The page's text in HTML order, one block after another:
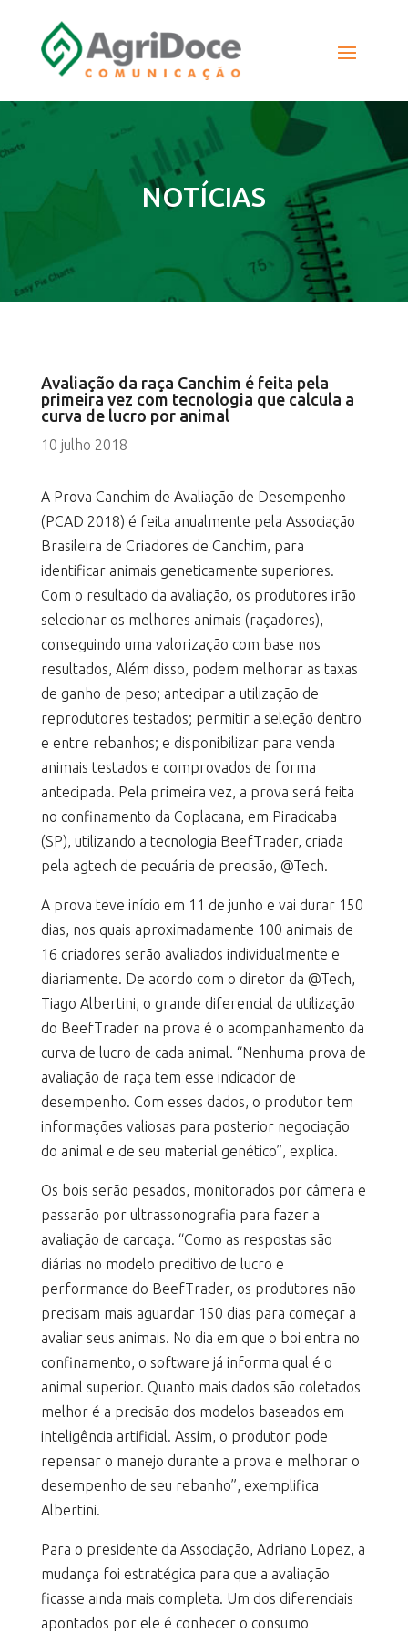
NOTÍCIAS
Avaliação da raça Canchim é feita pela
primeira vez com tecnologia que calcula a
curva de lucro por animal
10 julho 2018
A Prova Canchim de Avaliação de Desempenho
(PCAD 2018) é feita anualmente pela Associação
Brasileira de Criadores de Canchim, para
identificar animais geneticamente superiores.
Com o resultado da avaliação, os produtores irão
selecionar os melhores animais (raçadores),
conseguindo uma valorização com base nos
resultados, Além disso, podem melhorar as taxas
de ganho de peso; antecipar a utilização de
reprodutores testados; permitir a seleção dentro
e entre rebanhos; e disponibilizar para venda
animais testados e comprovados de forma
antecipada. Pela primeira vez, a prova será feita
no confinamento da Coplacana, em Piracicaba
(SP), utilizando a tecnologia BeefTrader, criada
pela agtech de pecuária de precisão, @Tech.
A prova teve início em 11 de junho e vai durar 150
dias, nos quais aproximadamente 100 animais de
16 criadores serão avaliados individualmente e
diariamente. De acordo com o diretor da @Tech,
Tiago Albertini, o grande diferencial da utilização
do BeefTrader na prova é o acompanhamento da
curva de lucro de cada animal. “Nenhuma prova de
avaliação de raça tem esse indicador de
desempenho. Com esses dados, o produtor tem
informações valiosas para posterior negociação
do animal e de seu material genético”, explica.
Os bois serão pesados, monitorados por câmera e
passarão por ultrassonografia para fazer a
avaliação de carcaça. “Como as respostas são
diárias no modelo preditivo de lucro e
performance do BeefTrader, os produtores não
precisam mais aguardar 150 dias para começar a
avaliar seus animais. No dia em que o boi entra no
confinamento, o software já informa qual é o
animal superior. Quanto mais dados são coletados
melhor é a precisão dos modelos baseados em
inteligência artificial. Assim, o produtor pode
repensar o manejo durante a prova e melhorar o
desempenho de seu rebanho”, exemplifica
Albertini.
Para o presidente da Associação, Adriano Lopez, a
mudança foi estratégica para que a avaliação
ficasse ainda mais completa. Um dos diferenciais
apontados por ele é conhecer o consumo